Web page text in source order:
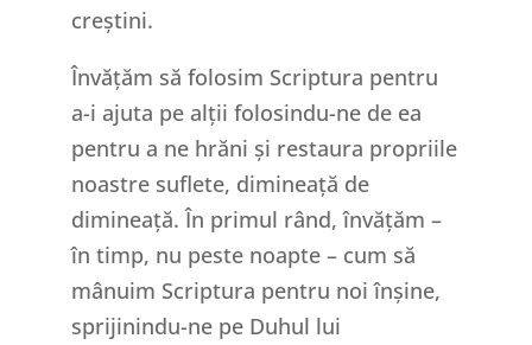
creștini.
Învățăm să folosim Scriptura pentru
a-i ajuta pe alții folosindu-ne de ea
pentru a ne hrăni și restaura propriile
noastre suflete, dimineață de
dimineață. În primul rând, învățăm –
în timp, nu peste noapte – cum să
mânuim Scriptura pentru noi înșine,
sprijinindu-ne pe Duhul lui